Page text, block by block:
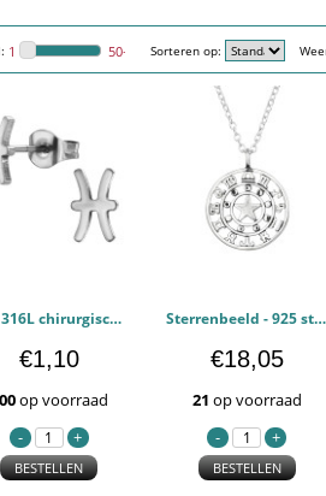
Sorteren op:
Vis - 316L chirurgisch roestvrij staal Oorstekers PCJW50247
€1,10
op voorraad
BESTELLEN
Sterrenbeeld - 925 sterling zilver Kettingen PCJW47627
€18,05
21 op voorraad
BESTELLEN